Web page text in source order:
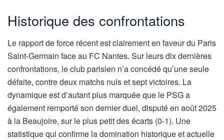
Historique des confrontations
Le rapport de force récent est clairement en faveur du Paris
Saint-Germain face au FC Nantes. Sur leurs dix dernières
confrontations, le club parisien n’a concédé qu’une seule
défaite, contre deux matchs nuls et sept victoires. La
dynamique est d’autant plus marquée que le PSG a
également remporté son dernier duel, disputé en août 2025
à la Beaujoire, sur le plus petit des écarts (0-1). Une
statistique qui confirme la domination historique et actuelle